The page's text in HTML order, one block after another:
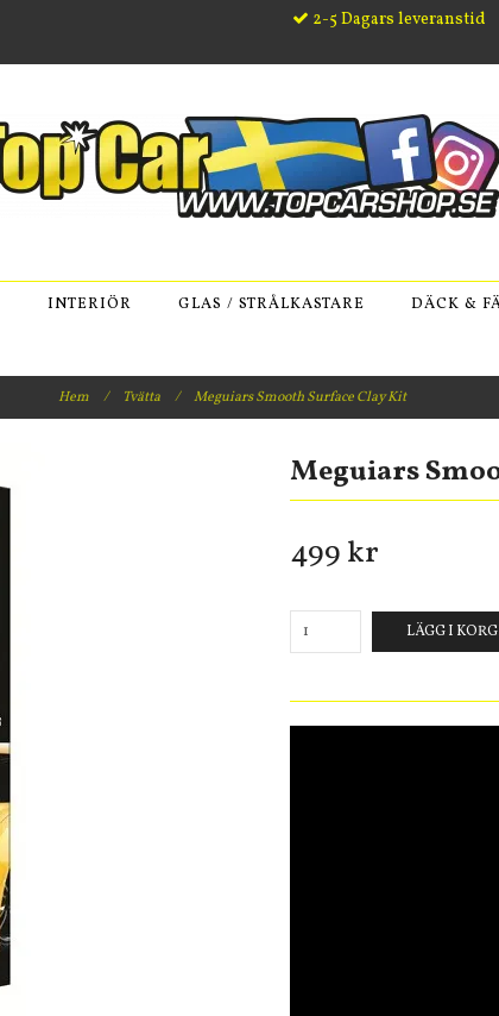
2-5 Dagars leveranstid
INTERIÖR GLAS / STRÅLKASTARE DÄCK &
Hem / Tvätta / Meguiars Smooth Surface Clay Kit
Meguiars
499 kr
LÄGG I